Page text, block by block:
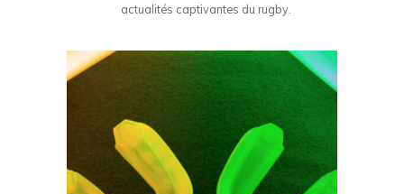
actualités captivantes du rugby.